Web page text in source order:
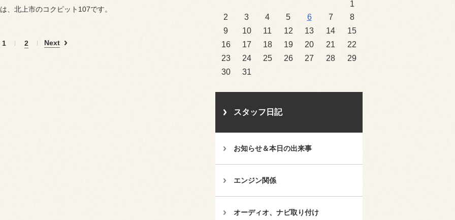
、北上市のコクピット107です。
1 2 Next
1
2
3 4 5 6 7
8
9
10 11 12 13 14
15
16
17 18 19 20 21
22
23
24 25 26 27 28
29
30
31
スタッフ日記
お知らせ＆本日の出来事
エンジン関係
オーディオ、ナビ取り付け